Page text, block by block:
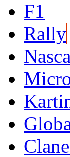
F1
Rally
Micro